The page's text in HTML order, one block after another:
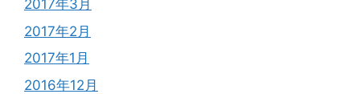
2017年3月
2017年2月
2017年1月
2016年12月